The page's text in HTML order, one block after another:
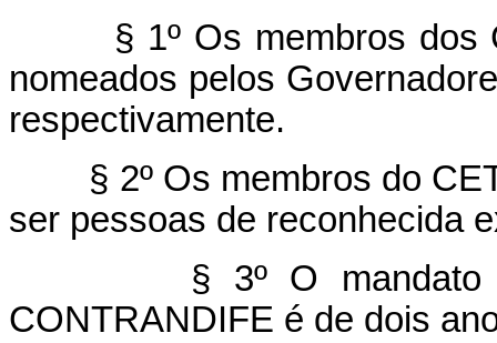
§ 1º Os membros dos
nomeados pelos
respectivamente.
§ 2º Os membros do
ser pessoas de reconhecida
§ 3º O mandato dos
CONTRANDIFE é de dois